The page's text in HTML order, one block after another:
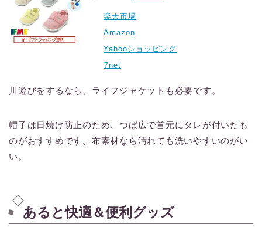
楽天市場
Amazon
Yahooショッピング
7net
川遊びをするなら、ライフジャケットも必要です。
帽子は日焼け防止のため、つば広で首元にタレが付いたも
のがおすすめです。布素材なら汚れても洗いやすいのがい
い。
あると快適＆便利グッズ